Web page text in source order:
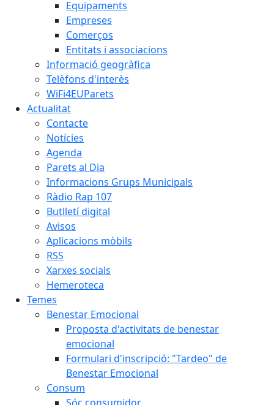
Equipaments
Empreses
Comerços
Entitats i associacions
Informació geogràfica
Telèfons d'interès
WiFi4EUParets
Actualitat
Contacte
Notícies
Agenda
Parets al Dia
Informacions Grups Municipals
Ràdio Rap 107
Butlletí digital
Avisos
Aplicacions mòbils
RSS
Xarxes socials
Hemeroteca
Temes
Benestar Emocional
Proposta d'activitats de benestar
emocional
Formulari d'inscripció: "Tardeo" de
Benestar Emocional
Consum